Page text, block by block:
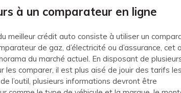
à un comparateur en ligne
meilleur crédit auto consiste à utiliser un
de gaz, d’électricité ou d’assurance, cet
du marché actuel. En disposant de
comparer, il est plus aisé de jouir des tarifs
l’outil, plusieurs informations devront être